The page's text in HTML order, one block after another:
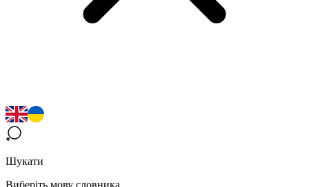
Шукати
Виберіть мову словника